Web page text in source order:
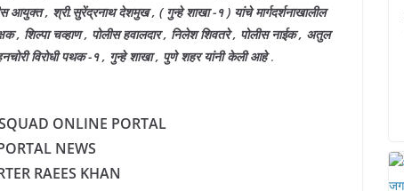
आयुक्त , श्री.सुरेंद्रनाथ देशमुख , ( गुन्हे शाखा -१ ) यांचे मार्गदर्शनाखालील
, शिल्पा चव्हाण , पोलीस हवालदार , निलेश शिवतरे , पोलीस नाईक , अतुल
विरोधी पथक -१ , गुन्हे शाखा , पुणे शहर यांनी केली आहे.
ONLINE PORTAL
NEWS
RAEES KHAN